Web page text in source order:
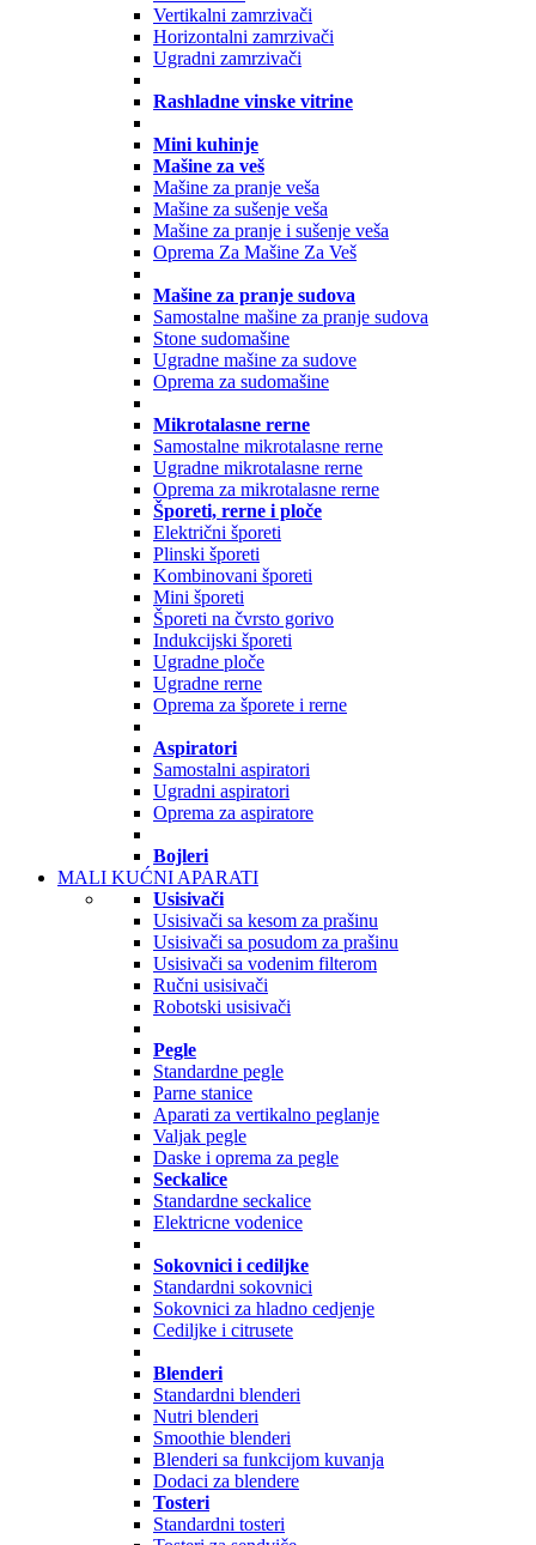
Vertikalni zamrzivači
Horizontalni zamrzivači
Ugradni zamrzivači
Rashladne vinske vitrine
Mini kuhinje
Mašine za veš
Mašine za pranje veša
Mašine za sušenje veša
Mašine za pranje i sušenje veša
Oprema Za Mašine Za Veš
Mašine za pranje sudova
Samostalne mašine za pranje sudova
Stone sudomašine
Ugradne mašine za sudove
Oprema za sudomašine
Mikrotalasne rerne
Samostalne mikrotalasne rerne
Ugradne mikrotalasne rerne
Oprema za mikrotalasne rerne
Šporeti, rerne i ploče
Električni šporeti
Plinski šporeti
Kombinovani šporeti
Mini šporeti
Šporeti na čvrsto gorivo
Indukcijski šporeti
Ugradne ploče
Ugradne rerne
Oprema za šporete i rerne
Aspiratori
Samostalni aspiratori
Ugradni aspiratori
Oprema za aspiratore
Bojleri
MALI KUĆNI APARATI
Usisivači
Usisivači sa kesom za prašinu
Usisivači sa posudom za prašinu
Usisivači sa vodenim filterom
Ručni usisivači
Robotski usisivači
Pegle
Standardne pegle
Parne stanice
Aparati za vertikalno peglanje
Valjak pegle
Daske i oprema za pegle
Seckalice
Standardne seckalice
Elektricne vodenice
Sokovnici i cediljke
Standardni sokovnici
Sokovnici za hladno cedjenje
Cediljke i citrusete
Blenderi
Standardni blenderi
Nutri blenderi
Smoothie blenderi
Blenderi sa funkcijom kuvanja
Dodaci za blendere
Tosteri
Standardni tosteri